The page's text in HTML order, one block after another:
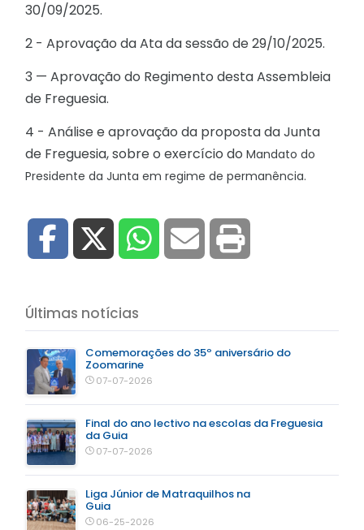
30/09/2025.
2 - Aprovação da Ata da sessão de 29/10/2025.
3 — Aprovação do Regimento desta Assembleia
de Freguesia.
4 - Análise e aprovação da proposta da Junta
de Freguesia, sobre o exercício do Mandato do
Presidente da Junta em regime de permanência.
Últimas notícias
Comemorações do 35º aniversário do
Zoomarine
07-07-2026
Final do ano lectivo na escolas da Freguesia
da Guia
07-07-2026
Liga Júnior de Matraquilhos na
Guia
06-25-2026